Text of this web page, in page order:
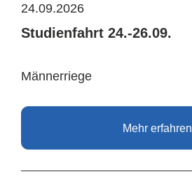
24.09.2026
Studienfahrt 24.-26.09.
Männerriege
Mehr erfahren